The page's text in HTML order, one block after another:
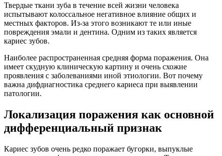
Твердые ткани зуба в течение всей жизни человека
испытывают колоссальное негативное влияние общих и
местных факторов. Из-за этого возникают те или иные
повреждения эмали и дентина. Одним из таких является
кариес зубов.
Наиболее распространенная средняя форма поражения. Она
имеет скудную клиническую картину и очень схожие
проявления с заболеваниями иной этиологии. Вот почему
важна дифдиагностика среднего кариеса при выявлении
патологии.
Локализация поражения как основной
дифференциальный признак
Кариес зубов очень редко поражает бугорки, выпуклые